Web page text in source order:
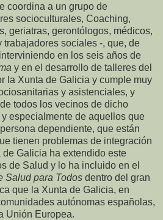
coordina a un grupo de
socioculturales, Coaching,
geriatras, gerontólogos, médicos,
sociales -, que, de
en los seis años de
y en el desarrollo de talleres del
la Xunta de Galicia y cumple muy
y asistenciales, y
todos los vecinos de dicho
especialmente de aquellos que
dependiente, que están
tienen problemas de integración
Galicia ha extendido este
de Salud y lo ha incluido en el
Salud para Todos dentro del gran
que la Xunta de Galicia, en
autónomas españolas,
Unión Europea.